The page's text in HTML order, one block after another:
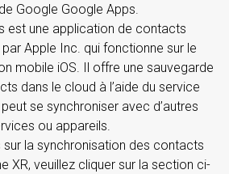
Google Google Apps.
est une application de contacts
Apple Inc. qui fonctionne sur le
mobile iOS. Il offre une sauvegarde
dans le cloud à l’aide du service
peut se synchroniser avec d’autres
ou appareils.
sur la synchronisation des contacts
XR, veuillez cliquer sur la section ci-